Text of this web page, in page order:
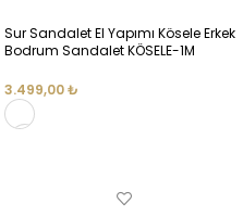
Sur Sandalet El Yapımı Kösele Erkek
Bodrum Sandalet KÖSELE-1M
3.499,00₺